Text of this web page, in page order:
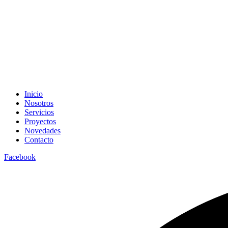
Inicio
Nosotros
Servicios
Proyectos
Novedades
Contacto
Facebook